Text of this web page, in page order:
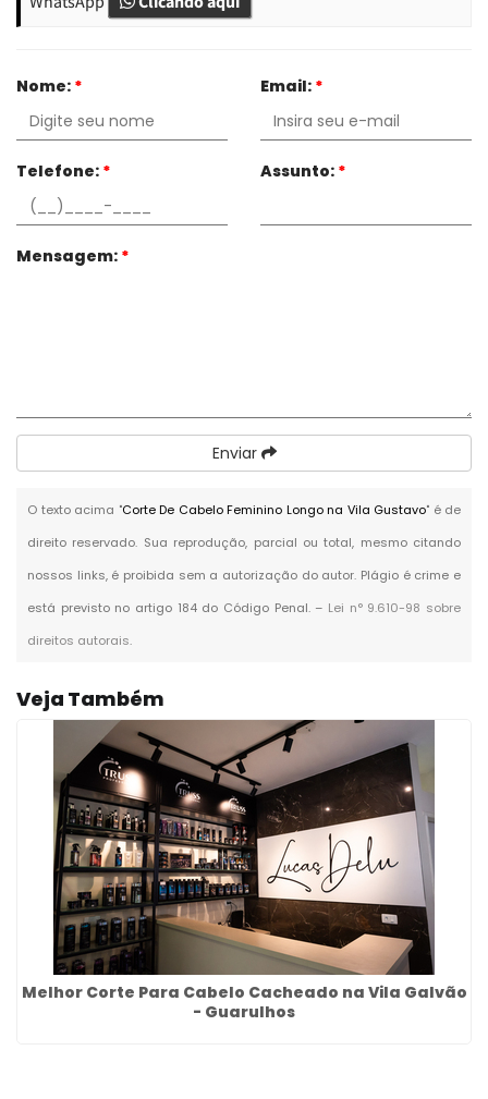
Nome: * Email: *
Telefone: * Assunto: *
Mensagem: *
Enviar
O texto acima "Corte De Cabelo Feminino Longo na Vila Gustavo" é de
direito reservado. Sua reprodução, parcial ou total, mesmo citando
nossos links, é proibida sem a autorização do autor. Plágio é crime e
está previsto no artigo 184 do Código Penal. – Lei n° 9.610-98 sobre
direitos autorais.
Veja Também
Melhor Corte Para Cabelo Cacheado na Vila Galvão
- Guarulhos